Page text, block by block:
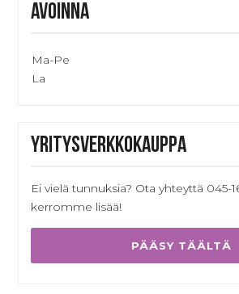
Avoinna
Ma-Pe
La
Yritysverkkokauppa
Ei vielä tunnuksia? Ota yhteyttä 045-
kerromme lisää!
PÄÄSY TÄÄLTÄ